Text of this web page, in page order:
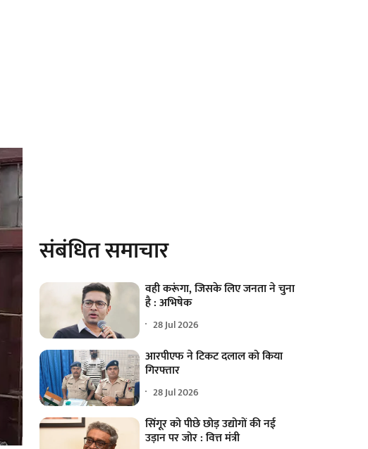
संबंधित समाचार
वही करूंगा, जिसके लिए जनता ने चुना
है : अभिषेक
28 Jul 2026
आरपीएफ ने टिकट दलाल को किया
गिरफ्तार
28 Jul 2026
सिंगूर को पीछे छोड़ उद्योगों की नई
उड़ान पर जोर : वित्त मंत्री